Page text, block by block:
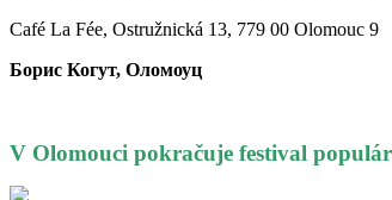
Café La Fée, Ostružnická 13, 779 00 Olomouc 9
Борис Когут, Оломоуц
V Olomouci pokračuje festival